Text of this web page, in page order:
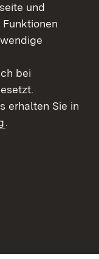
zur
und
bei
erhalten Sie in
.